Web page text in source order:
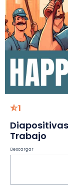
1
Trabajo
Descargar